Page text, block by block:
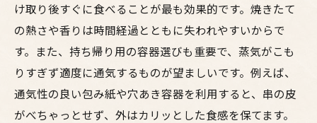
け取り後すぐに食べることが最も効果的です。焼きたて
の熱さや香りは時間経過とともに失われやすいからで
す。また、持ち帰り用の容器選びも重要で、蒸気がこも
りすぎず適度に通気するものが望ましいです。例えば、
通気性の良い包み紙や穴あき容器を利用すると、串の皮
がべちゃっとせず、外はカリッとした食感を保てます。